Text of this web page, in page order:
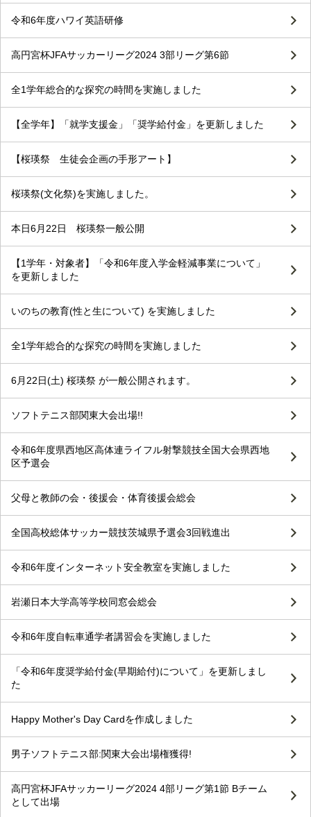
令和6年度ハワイ英語研修
高円宮杯JFAサッカーリーグ2024 3部リーグ第6節
全1学年総合的な探究の時間を実施しました
【全学年】「就学支援金」「奨学給付金」を更新しました
【桜瑛祭 生徒会企画の手形アート】
桜瑛祭(文化祭)を実施しました。
本日6月22日 桜瑛祭一般公開
【1学年・対象者】「令和6年度入学金軽減事業について」
を更新しました
いのちの教育(性と生について) を実施しました
全1学年総合的な探究の時間を実施しました
6月22日(土) 桜瑛祭 が一般公開されます。
ソフトテニス部関東大会出場!!
令和6年度県西地区高体連ライフル射撃競技全国大会県西地
区予選会
父母と教師の会・後援会・体育後援会総会
全国高校総体サッカー競技茨城県予選会3回戦進出
令和6年度インターネット安全教室を実施しました
岩瀬日本大学高等学校同窓会総会
令和6年度自転車通学者講習会を実施しました
「令和6年度奨学給付金(早期給付)について」を更新しまし
た
Happy Mother's Day Cardを作成しました
男子ソフトテニス部:関東大会出場権獲得!
高円宮杯JFAサッカーリーグ2024 4部リーグ第1節 Bチーム
として出場